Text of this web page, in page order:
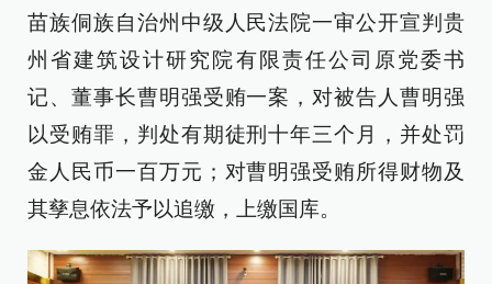
苗族侗族自治州中级人民法院一审公开宣判贵
州省建筑设计研究院有限责任公司原党委书
记、董事长曹明强受贿一案，对被告人曹明强
以受贿罪，判处有期徒刑十年三个月，并处罚
金人民币一百万元；对曹明强受贿所得财物及
其孳息依法予以追缴，上缴国库。